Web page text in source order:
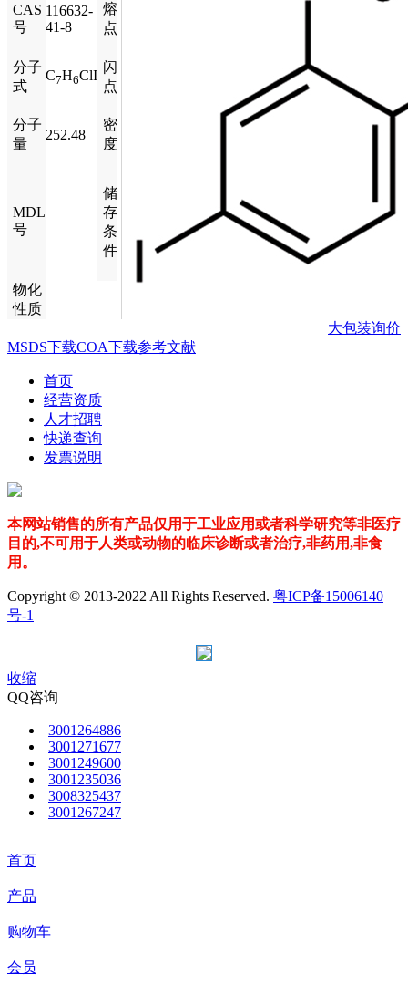
CAS
号
116632-
41-8
熔
点
分子
式
C7H6ClI
闪
点
分子
量
252.48
密
度
MDL
号
储
存
条
件
物化
性质
大包装询价
MSDS下载COA下载参考文献
首页
经营资质
人才招聘
快递查询
发票说明
本网站销售的所有产品仅用于工业应用或者科学研究等非医疗
目的,不可用于人类或动物的临床诊断或者治疗,非药用,非食
用。
Copyright © 2013-2022 All Rights Reserved. 粤ICP备15006140
号-1
收缩
QQ咨询
3001264886
3001271677
3001249600
3001235036
3008325437
3001267247
首页
产品
购物车
会员